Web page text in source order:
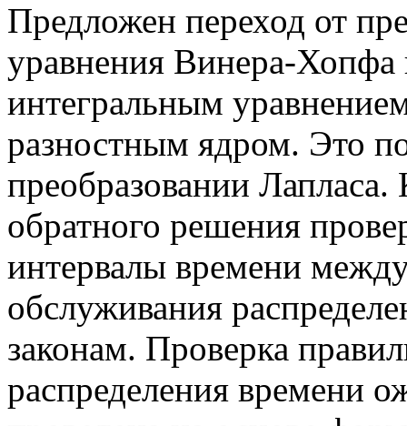
Предложен переход от
уравнения Винера-Хопфа
интегральным
разностным ядром. Это
преобразовании
обратного решения
интервалы времени
обслуживания
законам. Проверка
распределения времени